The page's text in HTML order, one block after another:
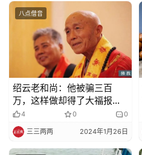
八点僧音
绍云老和尚：他被骗三百
万，这样做却得了大福报
——这就叫培大福报、积大
阴德
4 0 0
三三两两 2024年1月26日